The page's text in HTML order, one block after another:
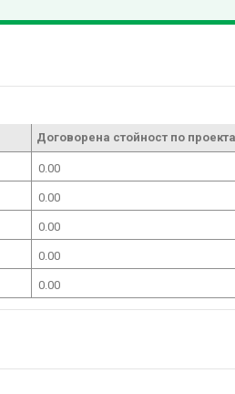
Договорена стойност по
0.00
0.00
0.00
0.00
0.00